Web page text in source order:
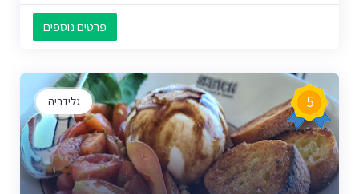
פרטים נוספים
גלידריה 5